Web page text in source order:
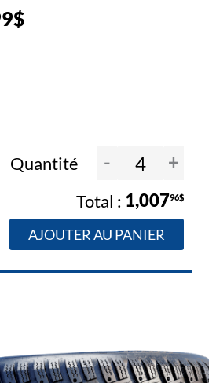
Quantité - +
1,00796$
AJOUTER AU PANIER